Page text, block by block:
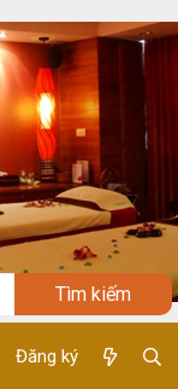
Đăng ký